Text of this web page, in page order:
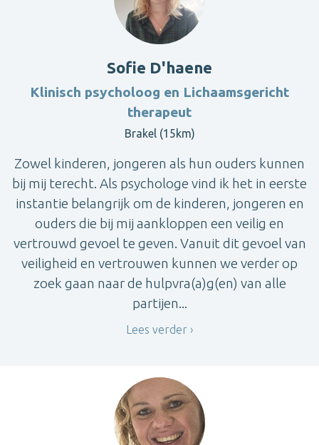
Sofie D'haene
Klinisch psycholoog en Lichaamsgericht
therapeut
Brakel (15km)
Zowel kinderen, jongeren als hun ouders kunnen
bij mij terecht. Als psychologe vind ik het in eerste
instantie belangrijk om de kinderen, jongeren en
ouders die bij mij aankloppen een veilig en
vertrouwd gevoel te geven. Vanuit dit gevoel van
veiligheid en vertrouwen kunnen we verder op
zoek gaan naar de hulpvra(a)g(en) van alle
partijen...
Lees verder